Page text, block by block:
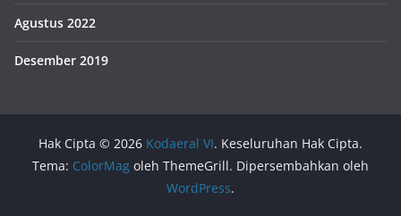
Agustus 2022
Desember 2019
Hak Cipta © 2026 Kodaeral VI. Keseluruhan Hak Cipta.
Tema: ColorMag oleh ThemeGrill. Dipersembahkan oleh
WordPress.